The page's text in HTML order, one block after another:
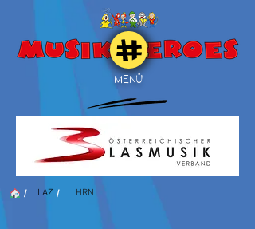
MENÜ
/ LAZ / HRN